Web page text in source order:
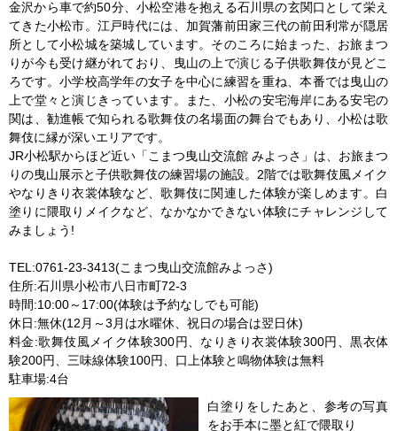
金沢から車で約50分、小松空港を抱える石川県の玄関口として栄え
てきた小松市。江戸時代には、加賀藩前田家三代の前田利常が隠居
所として小松城を築城しています。そのころに始まった、お旅まつ
りが今も受け継がれており、曳山の上で演じる子供歌舞伎が見どこ
ろです。小学校高学年の女子を中心に練習を重ね、本番では曳山の
上で堂々と演じきっています。また、小松の安宅海岸にある安宅の
関は、勧進帳で知られる歌舞伎の名場面の舞台でもあり、小松は歌
舞伎に縁が深いエリアです。
JR小松駅からほど近い「こまつ曳山交流館 みよっさ」は、お旅まつ
りの曳山展示と子供歌舞伎の練習場の施設。2階では歌舞伎風メイク
やなりきり衣裳体験など、歌舞伎に関連した体験が楽しめます。白
塗りに隈取りメイクなど、なかなかできない体験にチャレンジして
みましょう!
TEL:0761-23-3413(こまつ曳山交流館みよっさ)
住所:石川県小松市八日市町72-3
時間:10:00～17:00(体験は予約なしでも可能)
休日:無休(12月～3月は水曜休、祝日の場合は翌日休)
料金:歌舞伎風メイク体験300円、なりきり衣裳体験300円、黒衣体
験200円、三味線体験100円、口上体験と鳴物体験は無料
駐車場:4台
白塗りをしたあと、参考の写真
をお手本に墨と紅で隈取り